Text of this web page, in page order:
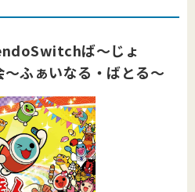
ば～じょ
ふぁいなる・ばとる～